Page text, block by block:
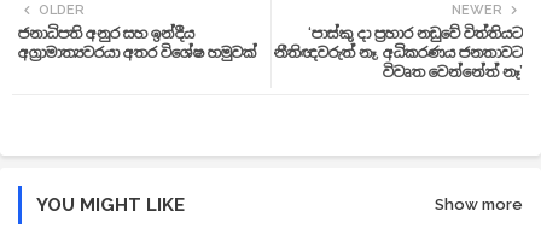
NEWER
‘පාස්කු දා ප්‍රහාර නඩුවේ විත්තියට
නීතිඥවරුත් නෑ, අධිකරණය ජනතාවට
විවෘත වෙන්නේත් නෑ’
OLDER
ජනාධිපති අනුර සහ ඉන්දීය
අග්‍රාමාත්‍යවරයා අතර විශේෂ හමුවක්
YOU MIGHT LIKE Show more